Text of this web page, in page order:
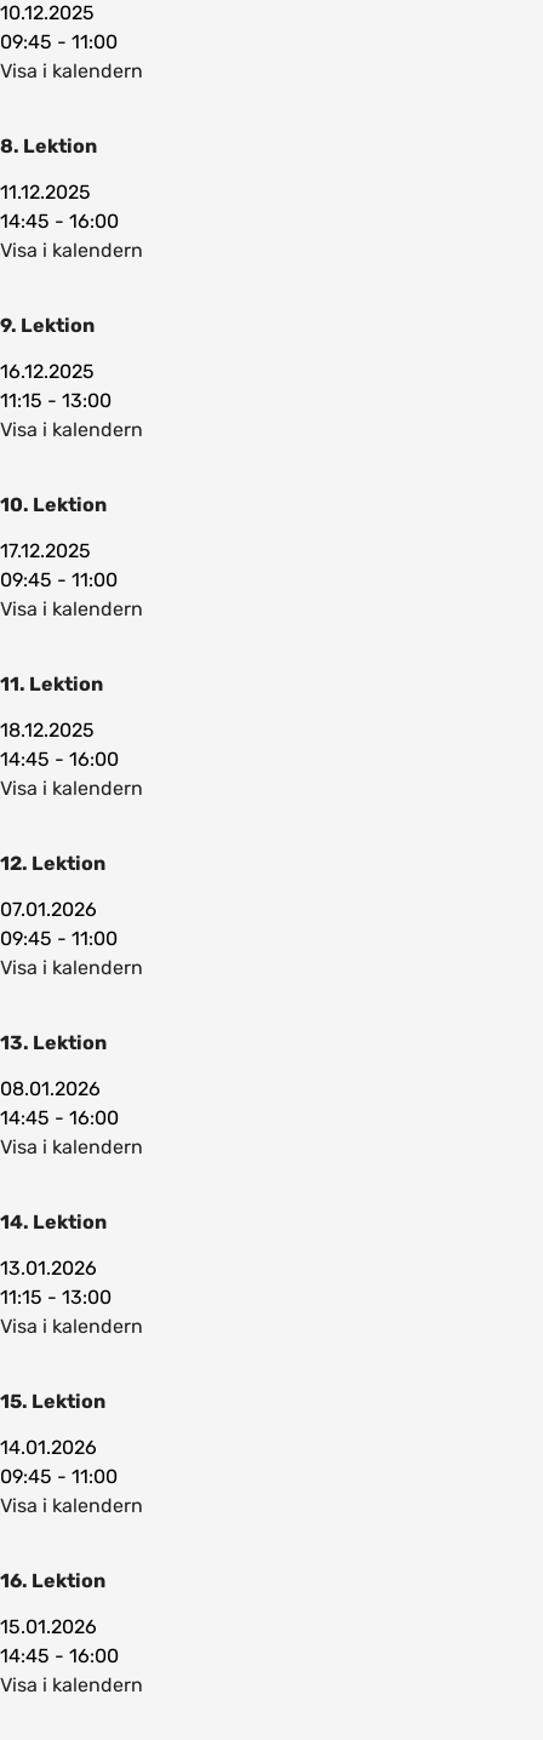
10.12.2025
09:45 - 11:00
Visa i kalendern
8. Lektion
11.12.2025
14:45 - 16:00
Visa i kalendern
9. Lektion
16.12.2025
11:15 - 13:00
Visa i kalendern
10. Lektion
17.12.2025
09:45 - 11:00
Visa i kalendern
11. Lektion
18.12.2025
14:45 - 16:00
Visa i kalendern
12. Lektion
07.01.2026
09:45 - 11:00
Visa i kalendern
13. Lektion
08.01.2026
14:45 - 16:00
Visa i kalendern
14. Lektion
13.01.2026
11:15 - 13:00
Visa i kalendern
15. Lektion
14.01.2026
09:45 - 11:00
Visa i kalendern
16. Lektion
15.01.2026
14:45 - 16:00
Visa i kalendern